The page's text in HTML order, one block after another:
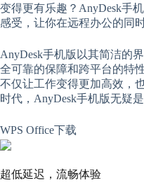
变得更有乐趣？AnyDesk手
感受，让你在远程办公的同
AnyDesk手机版以其简洁的
全可靠的保障和跨平台的特
不仅让工作变得更加高效，
时代，AnyDesk手机版无疑
WPS Office下载
超低延迟，流畅体验